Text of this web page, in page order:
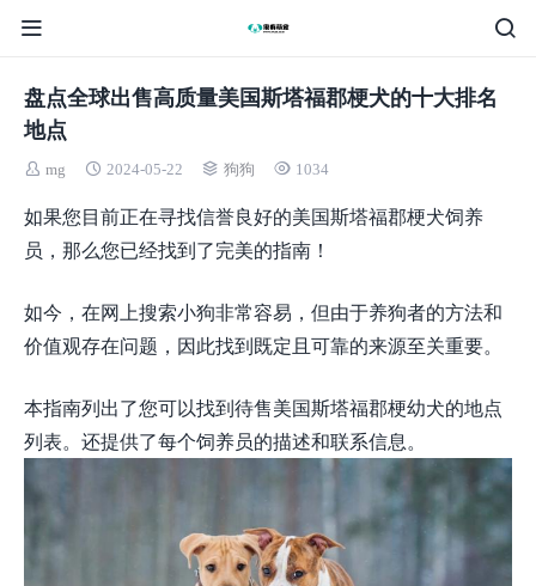
盘点全球出售高质量美国斯塔福郡梗犬的十大排名
地点
mg 2024-05-22 狗狗 1034
如果您目前正在寻找信誉良好的美国斯塔福郡梗犬饲养
员，那么您已经找到了完美的指南！
如今，在网上搜索小狗非常容易，但由于养狗者的方法和
价值观存在问题，因此找到既定且可靠的来源至关重要。
本指南列出了您可以找到待售美国斯塔福郡梗幼犬的地点
列表。还提供了每个饲养员的描述和联系信息。